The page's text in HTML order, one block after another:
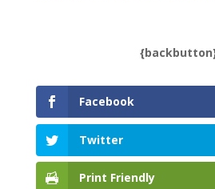
Facebook
Twitter
Print Friendly